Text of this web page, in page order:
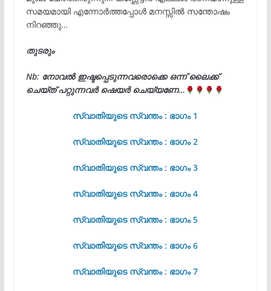
സമയമായി എന്നോർത്തപ്പോൾ മനസ്സിൽ സന്തോഷം
നിറഞ്ഞു…
തുടരും
Nb: നോവൽ ഇഷ്ടപ്പെടുന്നവരൊക്കെ ഒന്ന് ലൈക്ക്
ചെയ്ത് പറ്റുന്നവർ ഷെയർ ചെയ്യണേ…
സ്വാതിയുടെ സ്വന്തം : ഭാഗം 1
സ്വാതിയുടെ സ്വന്തം : ഭാഗം 2
സ്വാതിയുടെ സ്വന്തം : ഭാഗം 3
സ്വാതിയുടെ സ്വന്തം : ഭാഗം 4
സ്വാതിയുടെ സ്വന്തം : ഭാഗം 5
സ്വാതിയുടെ സ്വന്തം : ഭാഗം 6
സ്വാതിയുടെ സ്വന്തം : ഭാഗം 7